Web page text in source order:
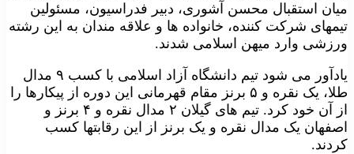
میان استقبال محسن آشوری، دبیر فدراسیون، مسئولین
تیمهای شرکت کننده، خانواده ها و علاقه مندان به این رشته
ورزشی وارد میهن اسلامی شدند.
یادآور می شود تیم دانشگاه آزاد اسلامی با کسب ۹ مدال
طلا، یک نقره و ۵ برنز مقام قهرمانی این دوره از پیکارها را
از آن خود کرد. تیم های گیلان ۲ مدال نقره و ۴ برنز و
اصفهان یک مدال نقره و یک برنز از این رقابتها کسب
کردند.